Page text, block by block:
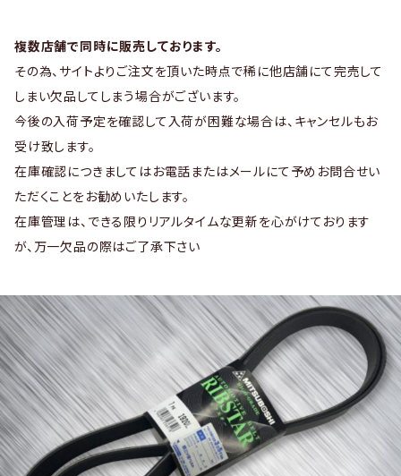
複数店舗で同時に販売しております。
その為、サイトよりご注文を頂いた時点で稀に他店舗にて完売して
しまい欠品してしまう場合がございます。
今後の入荷予定を確認して入荷が困難な場合は、キャンセルもお
受け致します。
在庫確認につきましてはお電話またはメールにて予めお問合せい
ただくことをお勧めいたします。
在庫管理は、できる限りリアルタイムな更新を心がけております
が、万一欠品の際はご了承下さい